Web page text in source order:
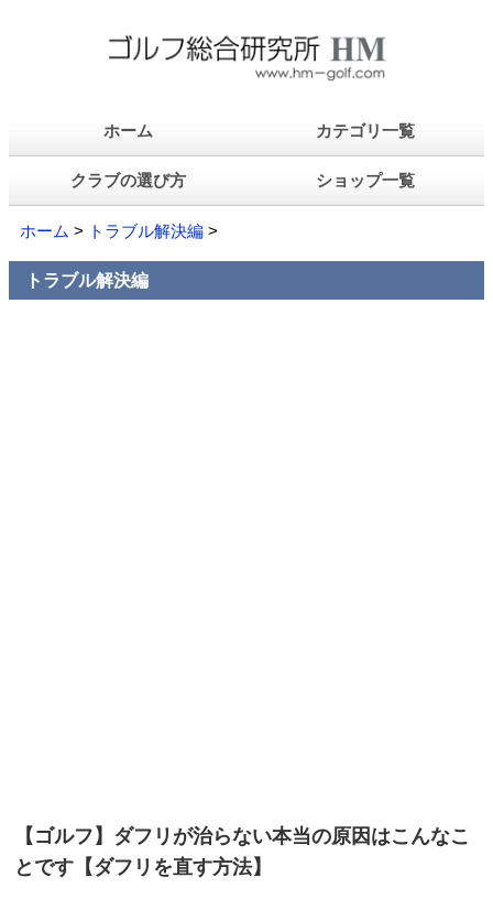
ホーム カテゴリ一覧
クラブの選び方 ショップ一覧
ホーム > トラブル解決編 >
トラブル解決編
【ゴルフ】ダフリが治らない本当の原因はこんなこ
とです【ダフリを直す方法】